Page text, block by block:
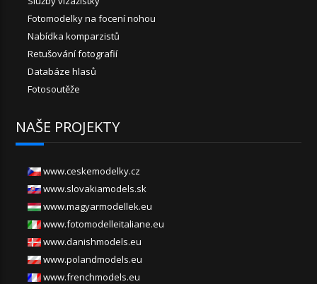
Fotomodelky na focení nohou
Nabídka komparzistů
Retušování fotografií
Databáze hlasů
Fotosoutěže
NAŠE PROJEKTY
www.ceskemodelky.cz
www.slovakiamodels.sk
www.magyarmodellek.eu
www.fotomodelleitaliane.eu
www.danishmodels.eu
www.polandmodels.eu
www.frenchmodels.eu